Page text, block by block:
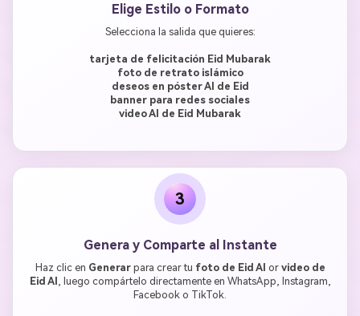
Elige Estilo o Formato
Selecciona la salida que quieres:
tarjeta de felicitación Eid Mubarak
foto de retrato islámico
deseos en póster AI de Eid
banner para redes sociales
video AI de Eid Mubarak
3
Genera y Comparte al Instante
Haz clic en Generarpara crear tu foto de Eid AI or video de
Eid AI , luego compártelo directamente en WhatsApp, Instagram,
Facebook o TikTok.